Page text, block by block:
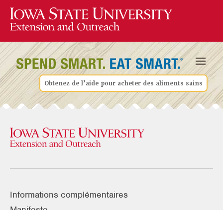
Obtenez de l’aide pour acheter des aliments sains
Informations complémentaires